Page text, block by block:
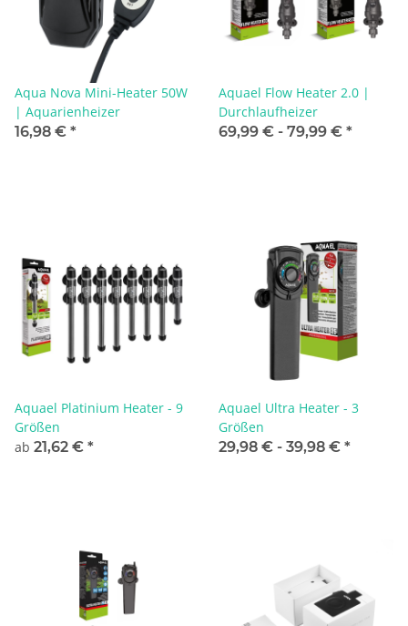
Aqua Nova Mini-Heater 50W
| Aquarienheizer
16,98 € *
Aquael Flow Heater 2.0 |
Durchlaufheizer
69,99 € - 79,99 € *
Aquael Platinium Heater - 9
Größen
ab 21,62 € *
Aquael Ultra Heater - 3
Größen
29,98 € - 39,98 € *